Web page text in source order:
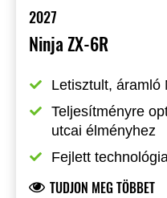
2027
Ninja ZX-6R
Letisztult, áramló
Teljesítményre
utcai élményhez
Fejlett
TUDJON MEG TÖBBET